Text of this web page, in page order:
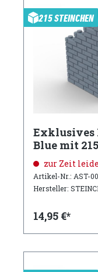
215 STEINCHEN
Exklusives
Blue mit
zur Zeit
Artikel-Nr.: AST-
Hersteller:
14,95 €*